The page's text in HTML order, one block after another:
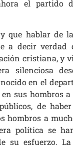
el partido
que hablar de
a decir verdad
cristiana, y
silenciosa
en el
sus hombros
de
hombros a
política se
su esfuerzo.